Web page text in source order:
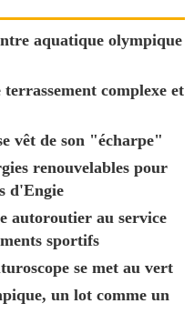
aquatique olympique
complexe et
vêt de son "écharpe"
renouvelables pour
d'Engie
autoroutier au service
sportifs
se met au vert
un lot comme un